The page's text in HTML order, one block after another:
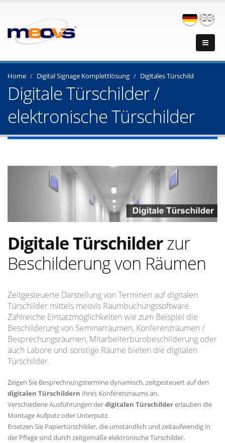
Home Digital Signage Komplettlösung Digitales Türschild
Digitale Türschilder /
elektronische Türschilder
Digitale Türschilderzur
Beschilderung von Räumen
Zeitgesteuerte Darstellung von Terminen auf digitalen
Türschilder mittels meovis Raumbuchungssoftware.
Zahlreiche Einsatzmöglichkeiten wie zum Beispiel die
Beschilderung von Seminarräumen, Konferenzräumen /
Besprechungsräumen, Mitarbeiterbürobeschilderung oder
auch Labore und sonstige Räume bieten die digitalen
Türschilder.
Zeigen Sie Besprechnungstermine dynamisch, zeitgesteuert auf den
digitalen Türschildern Ihres Konferenzraums an.
Verschiedene Ausführungen derdigitalen Türschildererlauben die
Montage Aufputz oder Unterputz.
Ersetzen Sie Papiertürschilder, die umständlich und zeitaufwendig in
der Pflege sind durch zeitgemäße elektronische Türschilder.